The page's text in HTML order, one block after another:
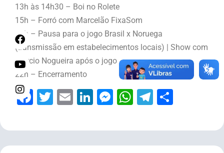
13h às 14h30 – Boi no Rolete
15h – Forró com Marcelão FixaSom
17h – Pausa para o jogo Brasil x Noruega
(transmissão em estabelecimentos locais) | Show com
Márcio Nogueira após o jogo
22h – Encerramento
Facebook
Twitter
EmailLinkedIn
Messenger
WhatsApp
Telegram